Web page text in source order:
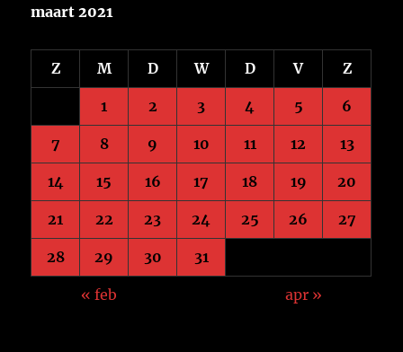
maart 2021
Z M D W D V Z
1 2 3 4 5 6
7 8 9 10 11 12 13
14 15 16 17 18 19 20
21 22 23 24 25 26 27
28 29 30 31
« feb apr »